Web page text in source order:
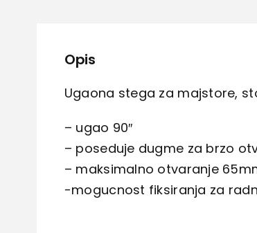
Opis
Ugaona stega za majstore,
– ugao 90″
– poseduje dugme za brzo
– maksimalno otvaranje
-mogucnost fiksiranja za